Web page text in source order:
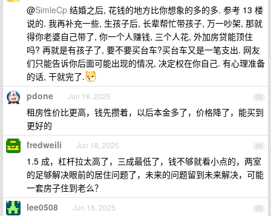
@SimleCp 结婚之后, 花钱的地方比你想象的多的多. 参考 13 楼
说的. 我再补充一些, 生孩子后, 长辈帮忙带孩子, 万一吵架, 那就
得你老婆自己带了, 你一个人赚钱, 三个人花, 外加房贷能顶住
吗? 再就是有孩子了, 要不要买台车?买台车又是一笔支出. 网友
们只能告诉你后面可能出现的情况, 决定权在你自己. 有心理准备
的话, 干就完了.
23
pdone Jun 18, 2025
租房性价比更高，钱先攒着，以后本金多了，价格降了，能买到
更好的
24
fredweili Jun 18, 2025
1.5 成，杠杆拉太高了，三成最低了，钱不够就看小点的，两室
的足够解决眼前的居住问题了，未来的问题留到未来解决，可能
一套房子住到老么？
25
lee0508 Jun 18, 2025